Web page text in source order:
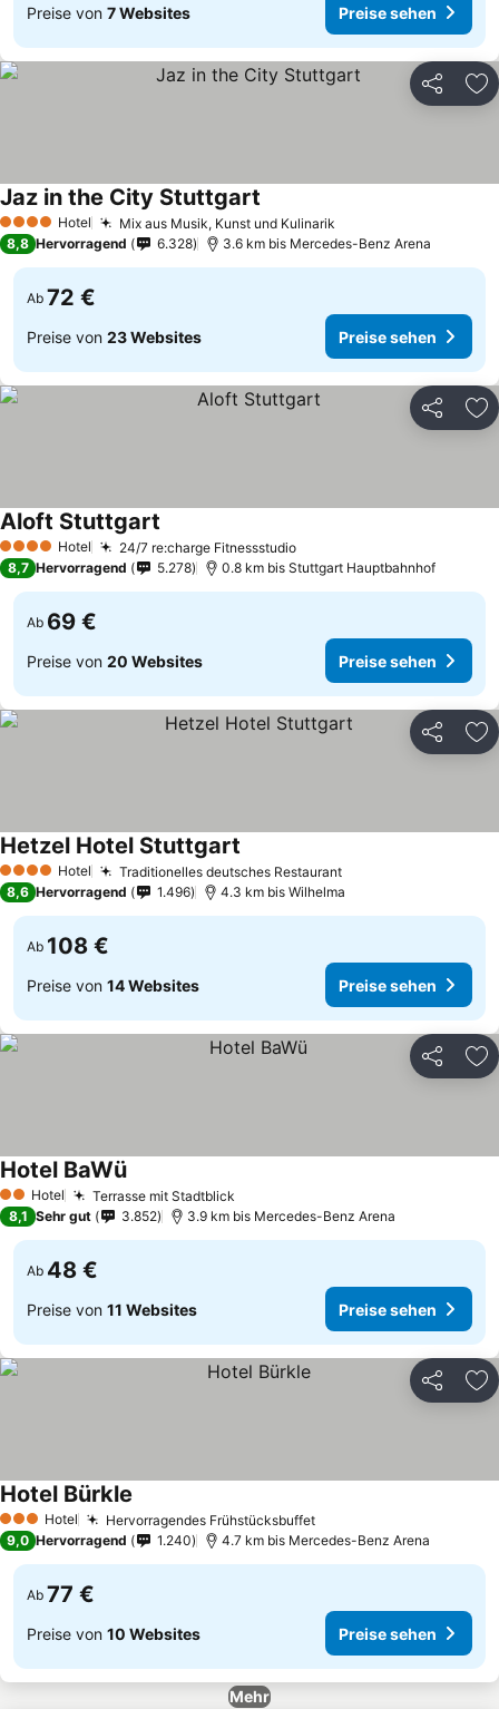
Preise von 7 Websites Preise sehen
Teilen
4 Sterne Hotel Mix aus Musik, Kunst und Kulinarik
Jaz in the City Stuttgart
8,8 Hervorragend 6.328 3.6 km bis Mercedes-Benz Arena
Ab 72 €
Preise von 23 Websites Preise sehen
Teilen
4 Sterne Hotel 24/7 re:charge FitnessstudioPreise sehen
Aloft Stuttgart
8,7 Hervorragend 5.278 0.8 km bis Stuttgart Hauptbahnhof
Ab 69 €
Preise von 20 Websites Preise sehen
Teilen
4 Sterne Hotel Traditionelles deutsches RestaurantPreise sehen
Hetzel Hotel Stuttgart
8,6 Hervorragend 1.496 4.3 km bis Wilhelma
Ab 108 €
Preise von 14 Websites Preise sehen
Teilen
2 Sterne
Hotel Terrasse mit Stadtblick
Hotel BaWüPreise sehen
8,1 Sehr gut 3.852 3.9 km bis Mercedes-Benz Arena
Ab 48 €
Preise von 11 Websites Preise sehen
Teilen
3 SterneHotel Hervorragendes FrühstücksbuffetPreise sehen
Hotel Bürkle
9,0 Hervorragend 1.240 4.7 km bis Mercedes-Benz Arena
Ab 77 €
Preise von 10 Websites Preise sehen
Mehr